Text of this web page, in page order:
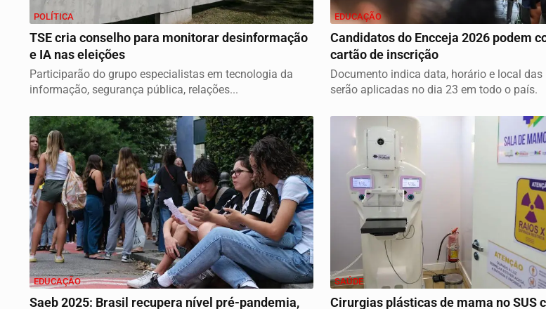
POLÍTICA
TSE cria conselho para monitorar desinformação
e IA nas eleições
Participarão do grupo especialistas em tecnologia da
informação, segurança pública, relações...
EDUCAÇÃO
Candidatos do Encceja 2026 podem
cartão de inscrição
Documento indica data, horário e local das
serão aplicadas no dia 23 em todo o país.
EDUCAÇÃO
Saeb 2025: Brasil recupera nível pré-pandemia,
SAÚDE
Cirurgias plásticas de mama no SUS